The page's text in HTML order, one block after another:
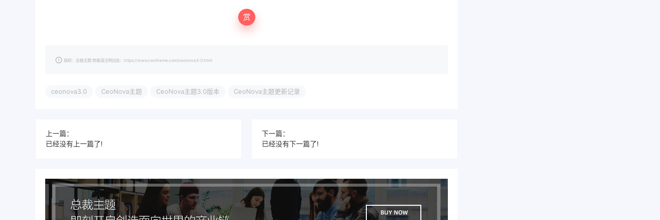
赏
版权：总裁主题 转载请注明出处：https://www.ceotheme.com/ceonova3-0.html
ceonova3.0 CeoNova主题 CeoNova主题3.0版本 CeoNova主题更新记录
上一篇：
已经没有上一篇了!
下一篇：
已经没有下一篇了!